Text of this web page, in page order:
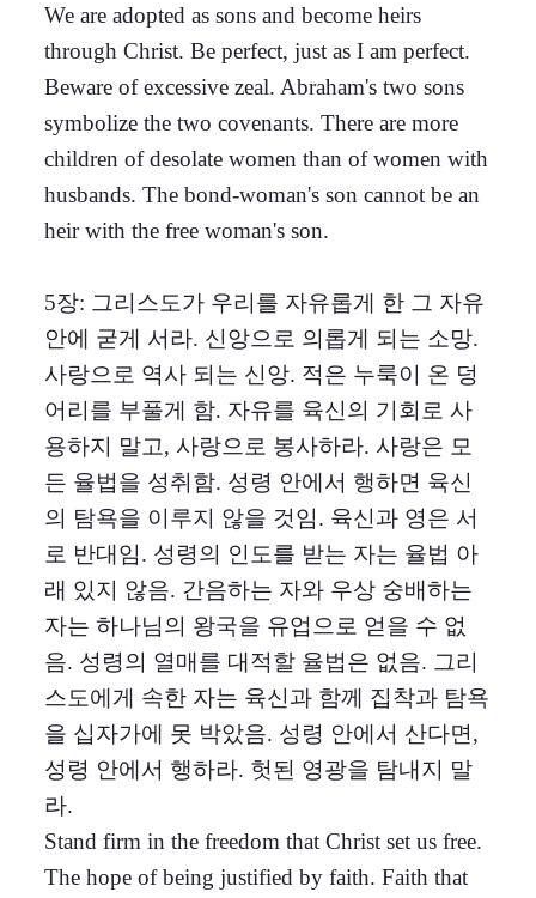
We are adopted as sons and become heirs
through Christ. Be perfect, just as I am perfect.
Beware of excessive zeal. Abraham's two sons
symbolize the two covenants. There are more
children of desolate women than of women with
husbands. The bond-woman's son cannot be an
heir with the free woman's son.
5장: 그리스도가 우리를 자유롭게 한 그 자유
안에 굳게 서라. 신앙으로 의롭게 되는 소망.
사랑으로 역사 되는 신앙. 적은 누룩이 온 덩
어리를 부풀게 함. 자유를 육신의 기회로 사
용하지 말고, 사랑으로 봉사하라. 사랑은 모
든 율법을 성취함. 성령 안에서 행하면 육신
의 탐욕을 이루지 않을 것임. 육신과 영은 서
로 반대임. 성령의 인도를 받는 자는 율법 아
래 있지 않음. 간음하는 자와 우상 숭배하는
자는 하나님의 왕국을 유업으로 얻을 수 없
음. 성령의 열매를 대적할 율법은 없음. 그리
스도에게 속한 자는 육신과 함께 집착과 탐욕
을 십자가에 못 박았음. 성령 안에서 산다면,
성령 안에서 행하라. 헛된 영광을 탐내지 말
라.
Stand firm in the freedom that Christ set us free.
The hope of being justified by faith. Faith that